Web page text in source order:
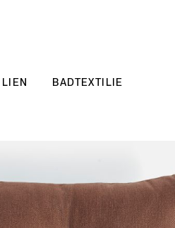
BADTEXTILIEN